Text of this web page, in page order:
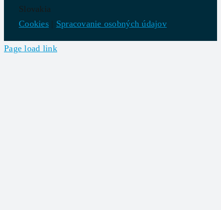
Slovakia
Cookies | Spracovanie osobných údajov
Page load link